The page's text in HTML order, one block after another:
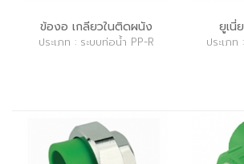
ข้องอ เกลียวในติดผนัง
ประเภท : ระบบท่อน้ำ PP-R
ยูเนี่
ประเภท